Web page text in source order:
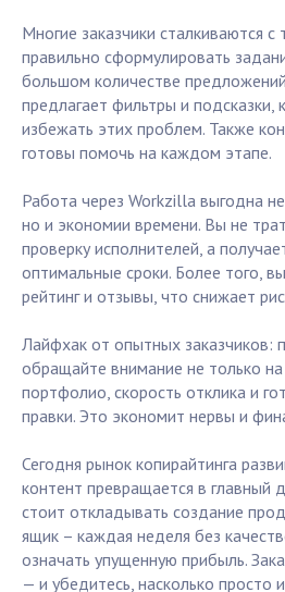
Многие заказчики сталкиваются с
правильно сформулировать
большом количестве
предлагает фильтры и подсказки,
избежать этих проблем. Также
готовы помочь на каждом этапе.
Работа через Workzilla выгодна
но и экономии времени. Вы не
проверку исполнителей, а
оптимальные сроки. Более того,
рейтинг и отзывы, что снижает
Лайфхак от опытных заказчиков:
обращайте внимание не только
портфолио, скорость отклика и
правки. Это экономит нервы и
Сегодня рынок копирайтинга
контент превращается в главный
стоит откладывать создание
ящик – каждая неделя без
означать упущенную прибыль.
— и убедитесь, насколько